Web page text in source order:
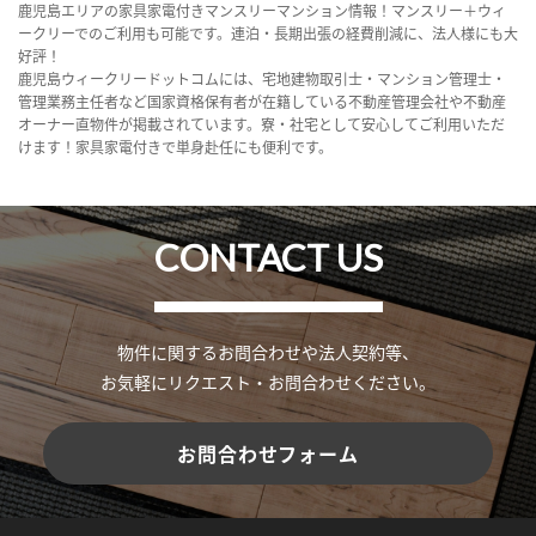
鹿児島エリアの家具家電付きマンスリーマンション情報！マンスリー＋ウィ
ークリーでのご利用も可能です。連泊・長期出張の経費削減に、法人様にも大
好評！
鹿児島ウィークリードットコムには、宅地建物取引士・マンション管理士・
管理業務主任者など国家資格保有者が在籍している不動産管理会社や不動産
オーナー直物件が掲載されています。寮・社宅として安心してご利用いただ
けます！家具家電付きで単身赴任にも便利です。
CONTACT US
物件に関するお問合わせや法人契約等、
お気軽にリクエスト・お問合わせください。
お問合わせフォーム